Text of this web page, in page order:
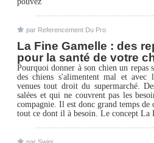
par Referencement Du Pro
La Fine Gamelle : des
pour la santé de votre
Pourquoi donner à son chien un repas
des chiens s'alimentent mal et avec
venues tout droit du supermarché.
salées et qui ne couvrent pas les
compagnie. Il est donc grand temps
tout ce dont il à besoin. Le concept La